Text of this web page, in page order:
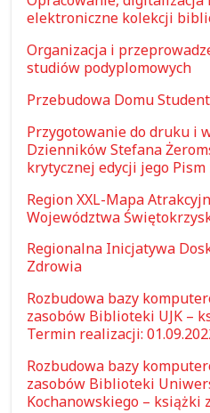
elektroniczne kolekcji
Organizacja i
studiów podyplomowych
Przebudowa Domu
Przygotowanie do druku i
Dzienników Stefana
krytycznej edycji jego
Region XXL-Mapa
Województwa
Regionalna Inicjatywa
Zdrowia
Rozbudowa bazy
zasobów Biblioteki UJK –
Termin realizacji:
Rozbudowa bazy
zasobów Biblioteki
Kochanowskiego – książki